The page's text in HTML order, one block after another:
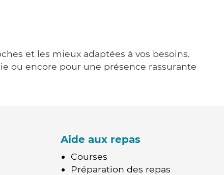
et les mieux adaptées à vos besoins.
ou encore pour une présence rassurante
Aide aux repas
Courses
Préparation des repas